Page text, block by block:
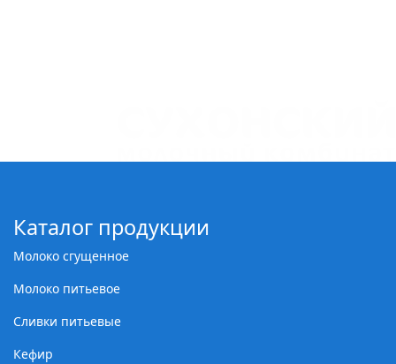
Каталог продукции
Молоко сгущенное
Молоко питьевое
Сливки питьевые
Кефир